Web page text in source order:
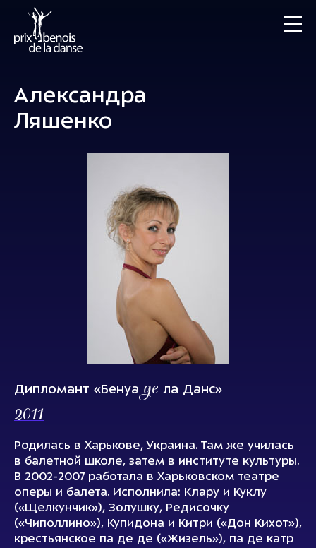
Александра
Ляшенко
Дипломант «Бенуаде ла Данс»
2011
Родилась в Харькове, Украина. Там же училась
в балетной школе, затем в институте культуры.
В 2002-2007 работала в Харьковском театре
оперы и балета. Исполнила: Клару и Куклу
(«Щелкунчик»), Золушку, Редисочку
(«Чиполлино»), Купидона и Китри («Дон Кихот»),
крестьянское па де де («Жизель»), па де катр